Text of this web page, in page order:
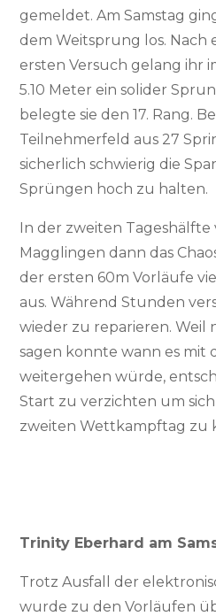
gemeldet. Am Samstag
dem Weitsprung los.
ersten Versuch gelang ihr
5.10 Meter ein solider
belegte sie den 17. Rang.
Teilnehmerfeld aus 27
sicherlich schwierig die
Sprüngen hoch zu halten.
In der zweiten Tageshälfte
Magglingen dann das
der ersten 60m Vorläufe
aus. Während Stunden
wieder zu reparieren. Weil
sagen konnte wann es mit
weitergehen würde,
Start zu verzichten um
zweiten Wettkampftag zu
Trinity Eberhard am
Trotz Ausfall der
wurde zu den Vorläufen